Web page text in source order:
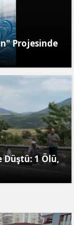
Projesinde
Düştü: 1 Ölü,